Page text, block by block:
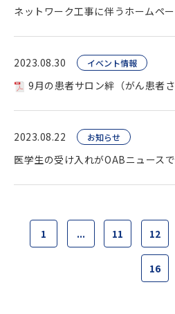
ネットワーク工事に伴うホームペ
2023.08.30 イベント情報
9月の患者サロン絆（がん患者さんや
2023.08.22 お知らせ
医学生の受け入れがOABニュース
1 ... 11 12
16